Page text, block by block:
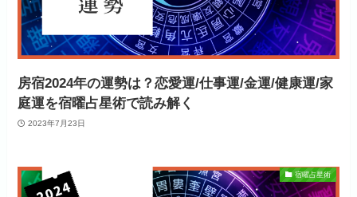
房宿2024年の運勢は？恋愛運/仕事運/金運/健康運/家
庭運を宿曜占星術で読み解く
2023年7月23日
宿曜占星術